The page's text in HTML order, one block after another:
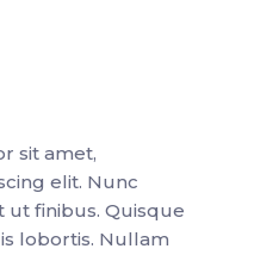
sit amet,
elit. Nunc
finibus. Quisque
lobortis. Nullam